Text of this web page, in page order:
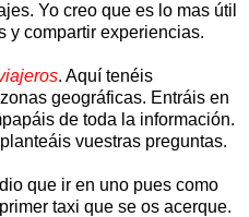
Yo creo que es lo mas útil
y compartir experiencias.
. Aquí tenéis
geográficas. Entráis en
de toda la información.
vuestras preguntas.
que ir en uno pues como
taxi que se os acerque.